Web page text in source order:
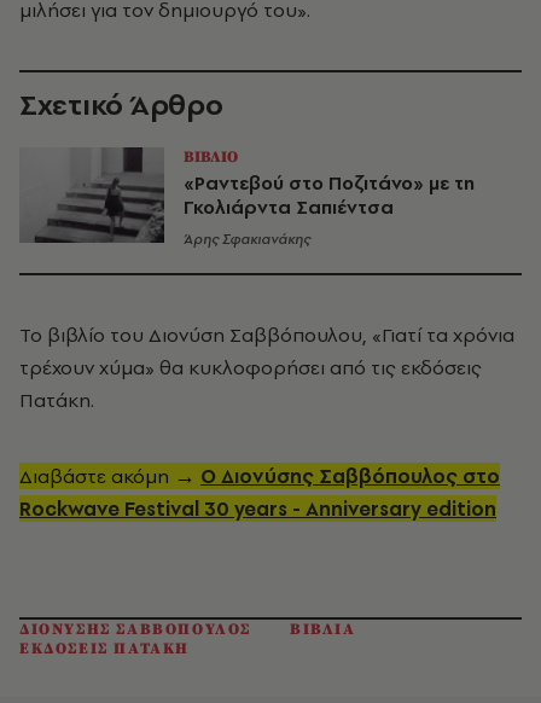
μιλήσει για τον δημιουργό του».
Σχετικό Άρθρο
ΒΙΒΛΙΟ
«Ραντεβού στο Ποζιτάνο» με τη
Γκολιάρντα Σαπιέντσα
Άρης Σφακιανάκης
Το βιβλίο του Διονύση Σαββόπουλου, «Γιατί τα χρόνια
τρέχουν χύμα» θα κυκλοφορήσει από τις εκδόσεις
Πατάκη.
Διαβάστε ακόμη → Ο Διονύσης Σαββόπουλος στο
Rockwave Festival 30 years - Anniversary edition
ΔΙΟΝΥΣΗΣ ΣΑΒΒΟΠΟΥΛΟΣ
ΒΙΒΛΙΑ
ΕΚΔΟΣΕΙΣ ΠΑΤΑΚΗ